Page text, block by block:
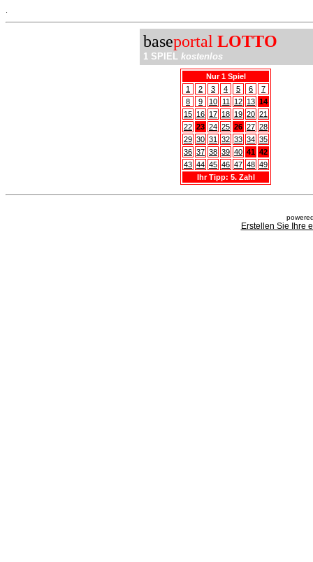
baseportal LOTTO
1 SPIEL kostenlos
Nur 1 Spiel
1
2 3 4 5 6
7
8
9 10 11 12 13 14
15 16 17 18 19 20 21
22 23 24 25 26 27 28
29 30 31 32 33 34 35
36 37 38 39 40 41 42
43 44 45 46 47 48 49
Ihr Tipp: 5. Zahl
Erstellen Sie Ihre